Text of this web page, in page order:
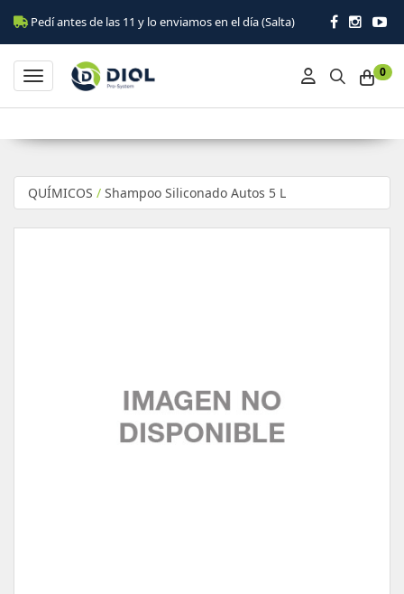
Pedí antes de las 11 y lo enviamos en el día (Salta)
0
Toggle navigation
QUÍMICOS / Shampoo Siliconado Autos 5 L